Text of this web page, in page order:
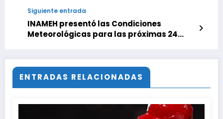
Siguiente entrada
INAMEH presentó las Condiciones
Meteorológicas para las próximas 24
ENTRADAS RELACIONADAS